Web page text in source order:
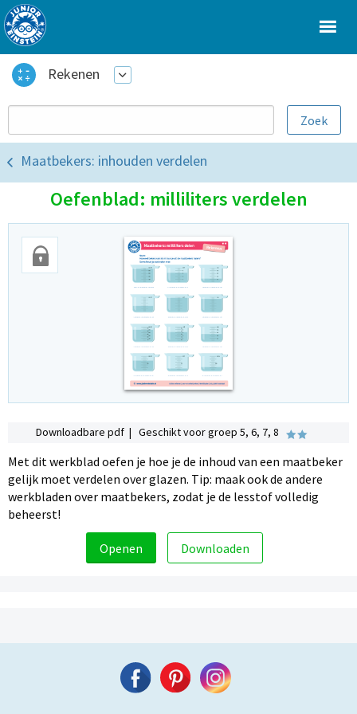
Rekenen
Maatbekers: inhouden verdelen
Oefenblad: milliliters verdelen
Downloadbare pdf | Geschikt voor groep 5, 6, 7, 8
Met dit werkblad oefen je hoe je de inhoud van een maatbeker
gelijk moet verdelen over glazen. Tip: maak ook de andere
werkbladen over maatbekers, zodat je de lesstof volledig
beheerst!
Openen Downloaden